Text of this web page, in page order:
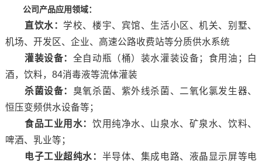
公司产品应用领域：
直饮水： 学校、楼宇、宾馆、生活小区、机关、别墅、
机场、开发区、企业、高速公路收费站等分质供水系统
灌装设备： 全自动瓶（桶）装水灌装设备；食用油；白
酒，饮料，84消毒液等流体灌装
杀菌设备： 臭氧杀菌、紫外线杀菌、二氧化氯发生器、
恒压变频供水设备等；
食品工业用水：饮用纯净水、山泉水、矿泉水、饮料、
啤酒、乳业等；
电子工业超纯水： 半导体、集成电路、液晶显示屏等电